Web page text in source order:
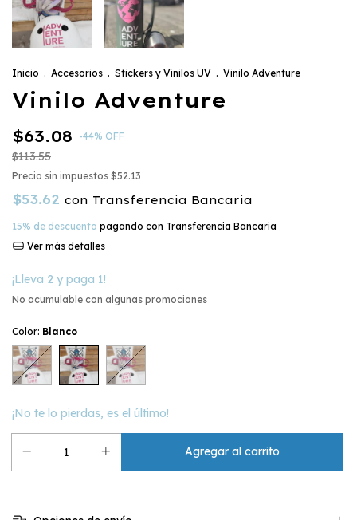
Inicio . Accesorios . Stickers y Vinilos UV . Vinilo Adventure
Vinilo Adventure
$63.08 -44% OFF
$113.55
Precio sin impuestos $52.13
$53.62 con Transferencia Bancaria
15% de descuento pagando con Transferencia Bancaria
Ver más detalles
¡Lleva 2 y paga 1!
No acumulable con algunas promociones
Color: Blanco
¡No te lo pierdas, es el último!